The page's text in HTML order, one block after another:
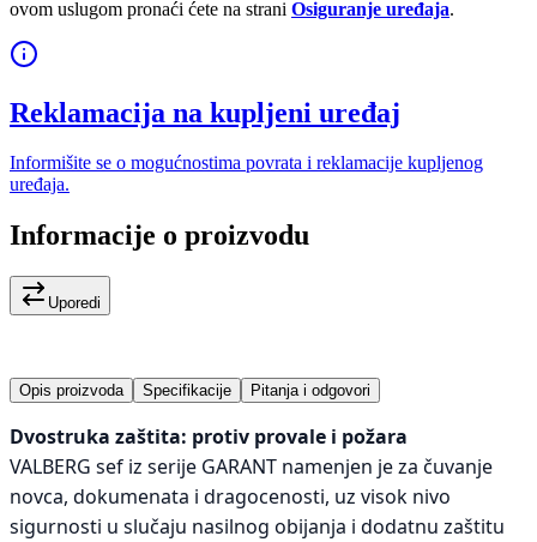
ovom uslugom pronaći ćete na strani Osiguranje uređaja.
Reklamacija na kupljeni uređaj
Informišite se o mogućnostima povrata i reklamacije kupljenog
uređaja.
Informacije o proizvodu
Uporedi
Opis proizvoda Specifikacije Pitanja i odgovori
Dvostruka zaštita: protiv provale i požara
VALBERG sef iz serije GARANT namenjen je za čuvanje
novca, dokumenata i dragocenosti, uz visok nivo
sigurnosti u slučaju nasilnog obijanja i dodatnu zaštitu